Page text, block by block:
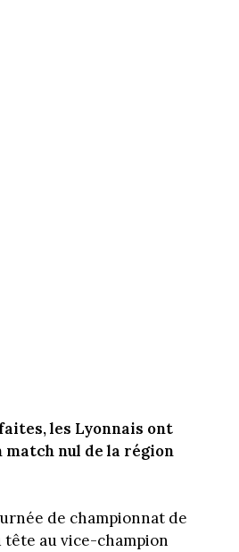
les Lyonnais ont
match nul de la région
de championnat de
tête au vice-champion